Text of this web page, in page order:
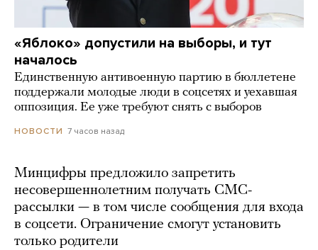
«Яблоко» допустили на выборы, и тут
началось
Единственную антивоенную партию в бюллетене
поддержали молодые люди в соцсетях и уехавшая
оппозиция. Ее уже требуют снять с выборов
НОВОСТИ 7 часов назад
Минцифры предложило запретить
несовершеннолетним получать СМС-
рассылки — в том числе сообщения для входа
в соцсети. Ограничение смогут установить
только родители